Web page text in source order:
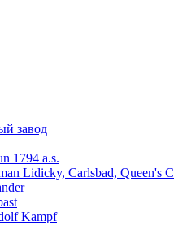
завод
1794 a.s.
Lidicky, Carlsbad, Queen's
Kampf